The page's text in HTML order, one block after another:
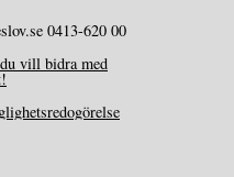
0413-620 00
vill bidra med